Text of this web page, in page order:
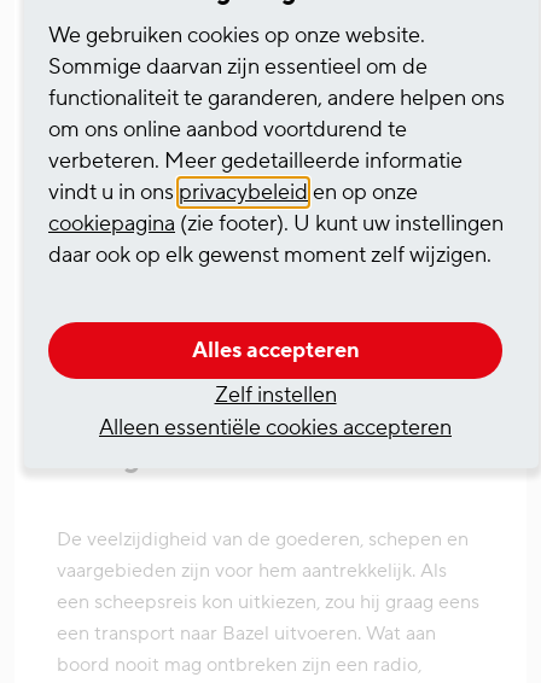
Veelzijdigheid en behulpzame
De veelzijdigheid van de goederen, schepen en
vaargebieden zijn voor hem aantrekkelijk. Als
een scheepsreis kon uitkiezen, zou hij graag eens
een transport naar Bazel uitvoeren. Wat aan
boord nooit mag ontbreken zijn een radio,
We gebruiken cookies op onze website.
Sommige daarvan zijn essentieel om de
functionaliteit te garanderen, andere helpen ons
om ons online aanbod voortdurend te
verbeteren. Meer gedetailleerde informatie
vindt u in ons privacybeleid en op onze
cookiepagina (zie footer). U kunt uw instellingen
daar ook op elk gewenst moment zelf wijzigen.
Alles accepteren
Zelf instellen
Alleen essentiële cookies accepteren